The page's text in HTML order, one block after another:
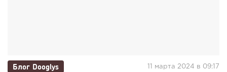
Блог Dooglys 11 марта 2024 в 09:17